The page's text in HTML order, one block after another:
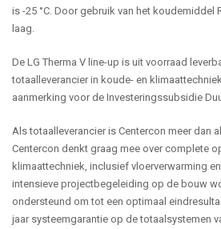
is -25 °C. Door gebruik van het koudemiddel
laag.
De LG Therma V line-up is uit voorraad
totaalleverancier in koude- en
aanmerking voor de Investeringssubsidie
Als totaalleverancier is Centercon meer dan
Centercon denkt graag mee over complete
klimaattechniek, inclusief vloerverwarming
intensieve projectbegeleiding op de bouw
ondersteund om tot een optimaal
jaar systeemgarantie op de totaalsystemen